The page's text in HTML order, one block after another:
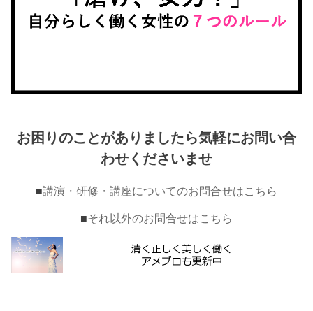
お困りのことがありましたら気軽にお問い合
わせくださいませ
■講演・研修・講座についてのお問合せはこちら
■それ以外のお問合せはこちら